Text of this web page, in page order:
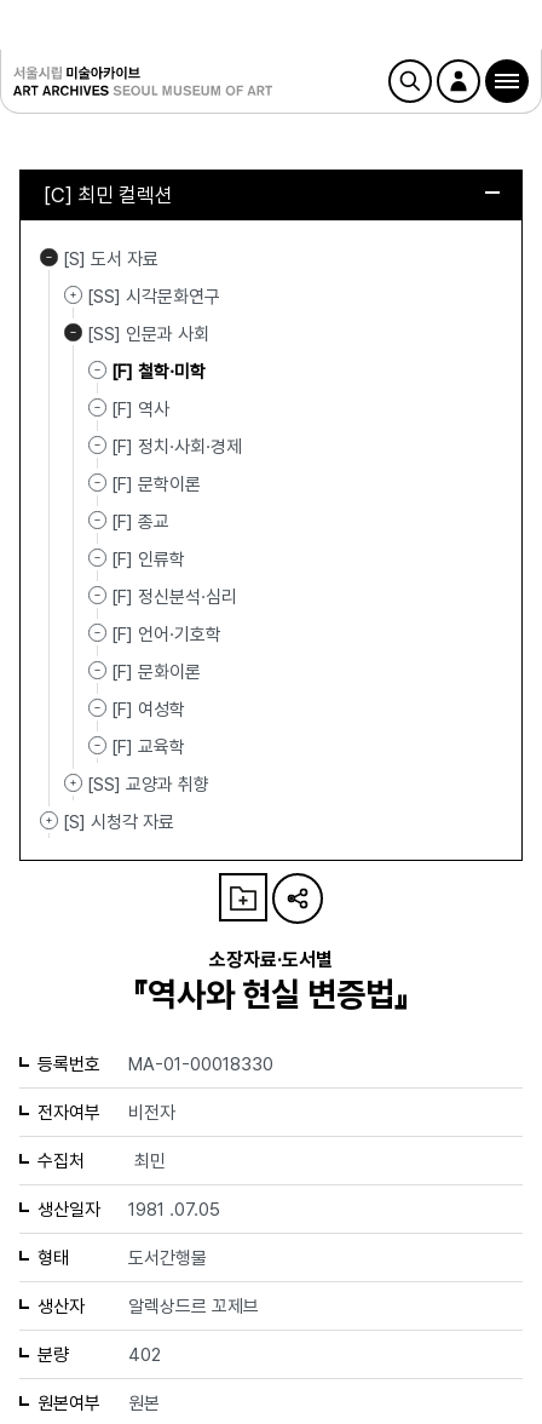
[C] 최민 컬렉션
[S] 도서 자료
[SS] 시각문화연구
[SS] 인문과 사회
[F] 철학·미학
[F] 역사
[F] 정치·사회·경제
[F] 문학이론
[F] 종교
[F] 인류학
[F] 정신분석·심리
[F] 언어·기호학
[F] 문화이론
[F] 여성학
[F] 교육학
[SS] 교양과 취향
[S] 시청각 자료
소장자료·도서별
『역사와 현실 변증법』
등록번호 MA-01-00018330
전자여부 비전자
수집처 최민
생산일자 1981 .07.05
형태 도서간행물
생산자 알렉상드르 꼬제브
분량 402
원본여부 원본